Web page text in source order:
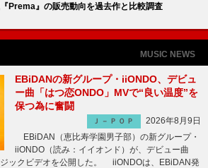
『Prema』の販売動向を過去作と比較調査
MUSIC NEWS
EBiDANの新グループ・iiONDO、デビュ
ー曲「はつ恋ONDO」MVで“良い温度”を
保つ為に奮闘
Ｊ－ＰＯＰ
2026年8月9日
EBiDAN（恵比寿学園男子部）の新グループ・
iiONDO（読み：イイオンド）が、デビュー曲
ジックビデオを公開した。 iiONDOは、EBiDAN発